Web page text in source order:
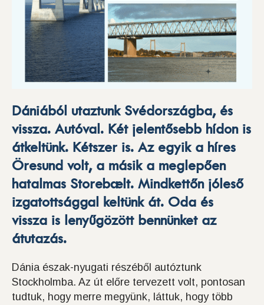
Dániából utaztunk Svédországba, és
vissza. Autóval. Két jelentősebb hídon is
átkeltünk. Kétszer is. Az egyik a híres
Öresund volt, a másik a meglepően
hatalmas Storebælt. Mindkettőn jóleső
izgatottsággal keltünk át. Oda és
vissza is lenyűgözött bennünket az
átutazás.
Dánia észak-nyugati részéből autóztunk
Stockholmba. Az út előre tervezett volt, pontosan
tudtuk, hogy merre megyünk, láttuk, hogy több